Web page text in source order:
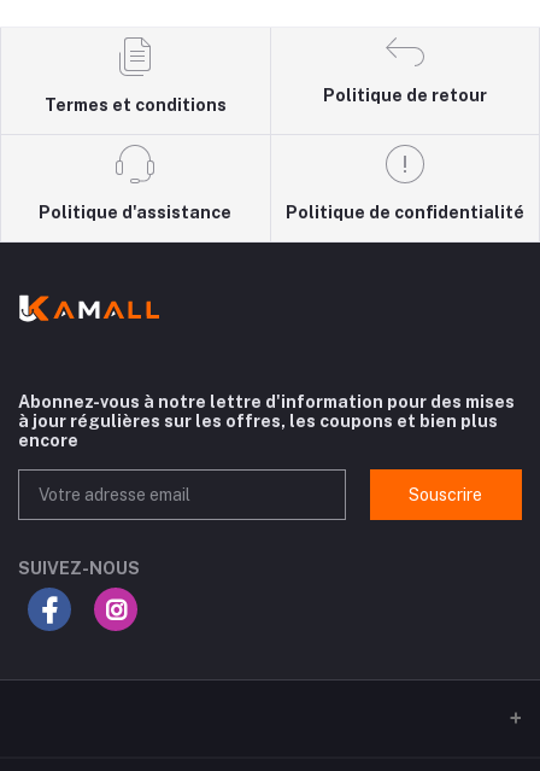
Termes et conditions
Politique de retour
Politique d'assistance Politique de confidentialité
Abonnez-vous à notre lettre d'information pour des mises
à jour régulières sur les offres, les coupons et bien plus
encore
Souscrire
SUIVEZ-NOUS